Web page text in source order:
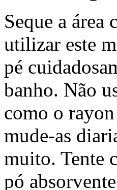
Seque a área
utilizar este
pé
banho. Não
como o
mude-as
muito. Tente
pó